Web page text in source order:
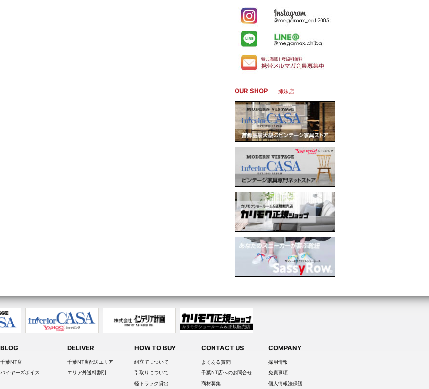
OUR SHOP 姉妹店
BLOG
千葉NT店
バイヤーズボイス
DELIVER
千葉NT店配送エリア
エリア外送料割引
HOW TO BUY
組立てについて
引取りについて
軽トラック貸出
CONTACT US
よくある質問
千葉NT店へのお問合せ
商材募集
COMPANY
採用情報
免責事項
個人情報法保護